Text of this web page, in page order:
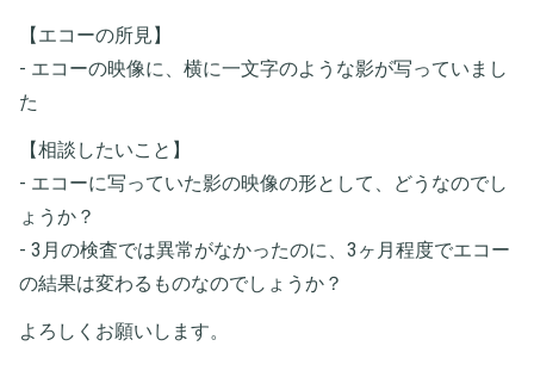
【エコーの所見】
- エコーの映像に、横に一文字のような影が写っていまし
た
【相談したいこと】
- エコーに写っていた影の映像の形として、どうなのでし
ょうか？
- 3月の検査では異常がなかったのに、3ヶ月程度でエコー
の結果は変わるものなのでしょうか？
よろしくお願いします。